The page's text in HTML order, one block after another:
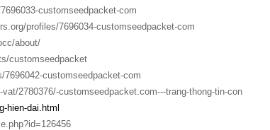
customseedpacket-com
profiles/7696034-customseedpacket-com
about/
customseedpacket
customseedpacket-com
2780376/-customseedpacket.com---trang-thong-tin-con
hien-dai.html